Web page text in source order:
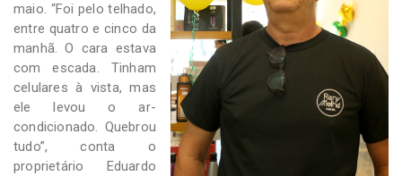
maio. “Foi pelo telhado,
entre quatro e cinco da
manhã. O cara estava
com escada. Tinham
celulares à vista, mas
ele levou o ar-
condicionado. Quebrou
tudo”, conta o
proprietário Eduardo